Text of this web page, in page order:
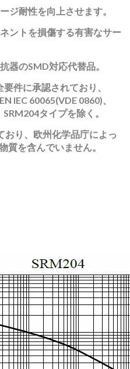
ジ耐性を向上させます。
ントを損傷する有害なサー
器のSMD対応代替品。
件に承認されており、
IEC 60065(VDE 0860)、
タイプを除く。
おり、欧州化学品庁によっ
質を含んでいません。